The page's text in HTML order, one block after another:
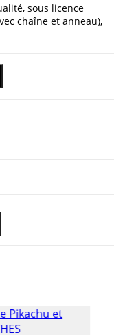
sous licence
chaîne et anneau),